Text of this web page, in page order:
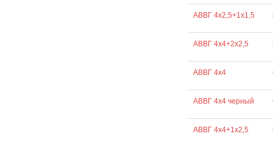
АВВГ 4х2,5+1х1,5
АВВГ 4х4+2х2,5
АВВГ 4х4
АВВГ 4х4 черный
АВВГ 4х4+1х2,5